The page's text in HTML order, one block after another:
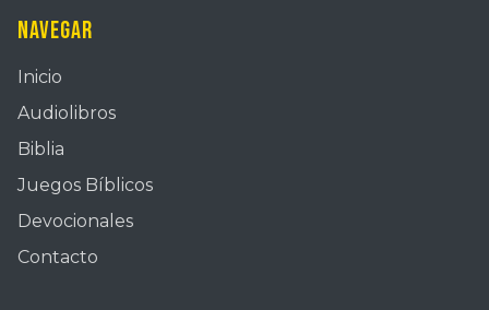
Navegar
Inicio
Audiolibros
Biblia
Juegos Bíblicos
Devocionales
Contacto